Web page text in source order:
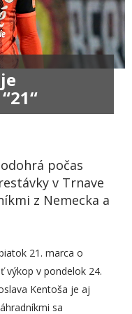
počas
v Trnave
z Nemecka a
21. marca o
výkop v pondelok 24.
Kentoša je aj
sa